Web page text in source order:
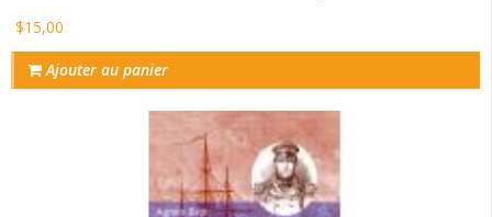
$15,00
Ajouter au panier